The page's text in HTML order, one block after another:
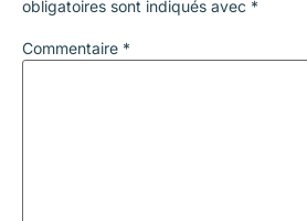
obligatoires sont indiqués avec *
Commentaire *